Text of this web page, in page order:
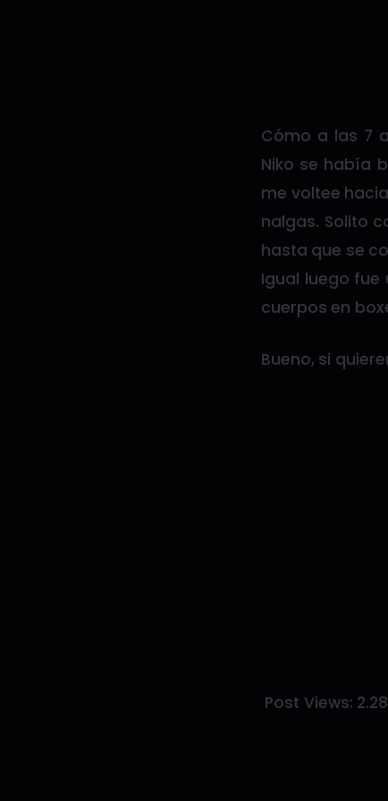
Cómo a las 7
Niko se había
me voltee
nalgas. Solito
hasta que se
Igual luego
cuerpos en
Bueno, si
Post Views: